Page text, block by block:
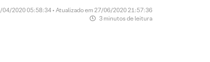
04/2020 05:58:34 • Atualizado em 27/06/2020 21:57:36
3 minutos de leitura